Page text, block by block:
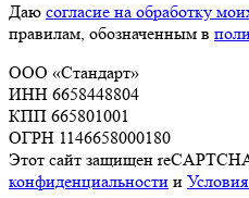
Даю согласие на обработку
правилам, обозначенным в
ООО «Стандарт»
ИНН 6658448804
КПП 665801001
ОГРН 1146658000180
Этот сайт защищен
конфиденциальности и